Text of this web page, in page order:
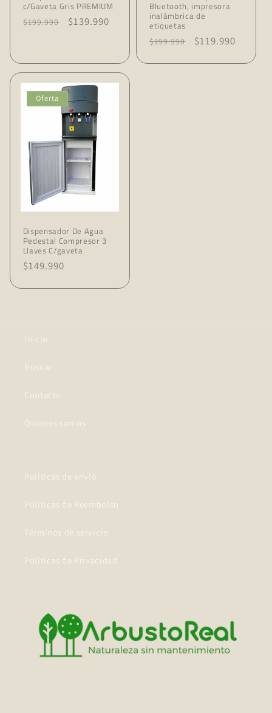
c/Gaveta Gris PREMIUM
Precio
$199.990
Precio
$139.990
Bluetooth, impresora
inalámbrica de
etiquetas
Precio
$199.990
Precio
$119.990
Oferta
Dispensador De Agua
Pedestal Compresor 3
Llaves C/gaveta
Precio
$149.990
inicio
Buscar
Contacto
Quienes somos
Políticas de envió
Políticas de Reembolso
Términos de servicio
Políticas de Privacidad